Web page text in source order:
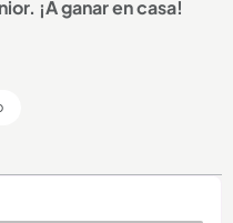
¡A ganar en casa!